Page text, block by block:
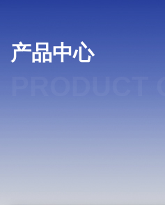
产品中心